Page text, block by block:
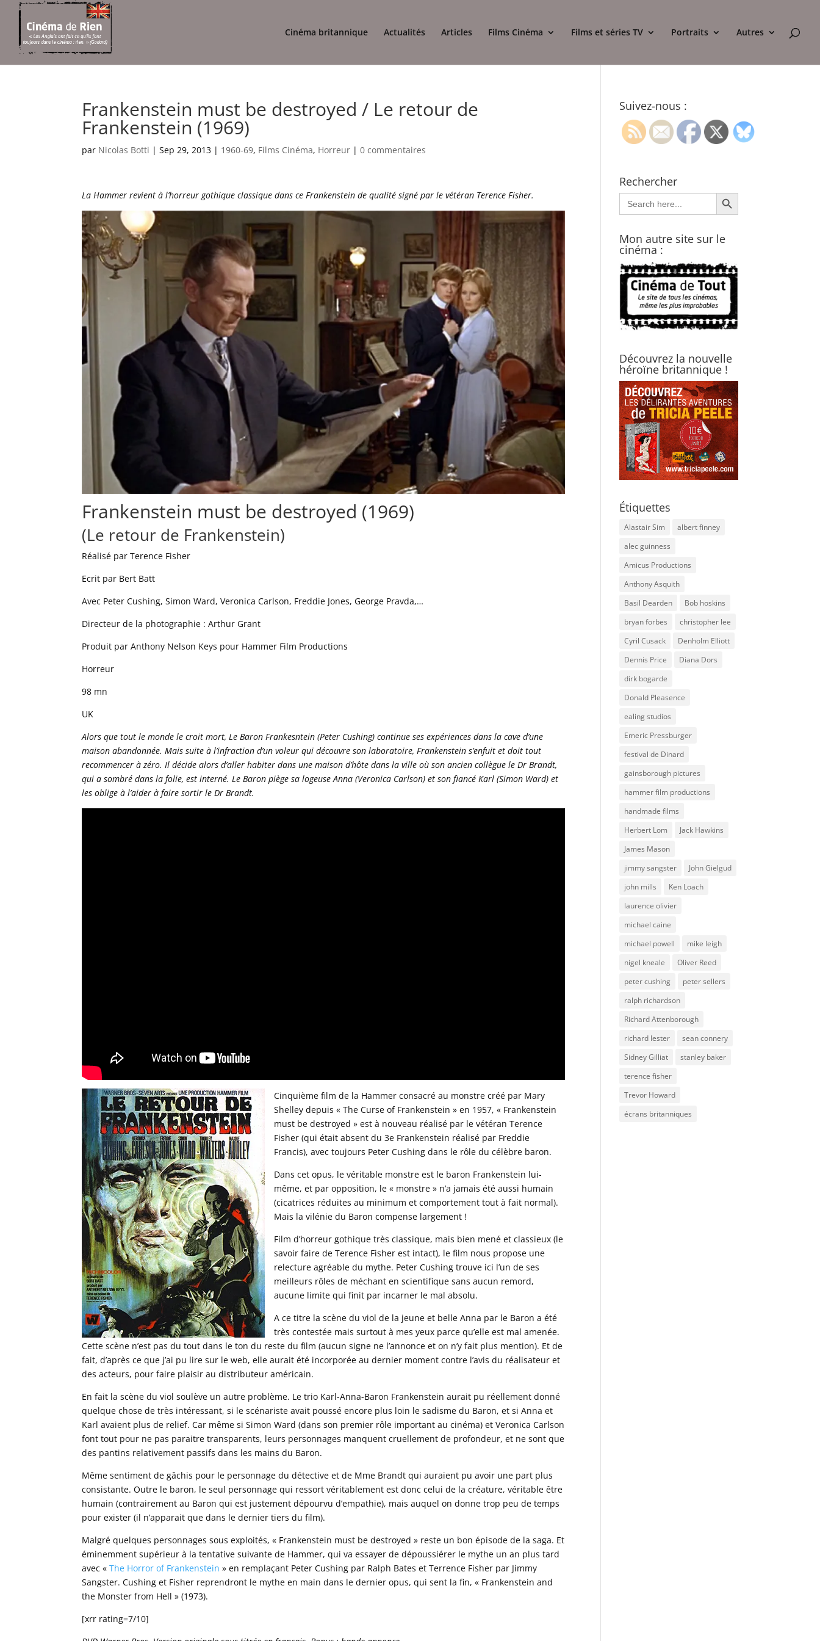
Cinéma britannique Actualités Articles Films Cinéma Films et séries TV Portraits Autres
Frankenstein must be destroyed / Le retour de
Frankenstein (1969)
par Nicolas Botti |Sep 29, 2013 | 1960-69, Films Cinéma, Horreur |0 commentaires
La Hammer revient à l’horreur gothique classique dans ce Frankenstein de qualité signé par le vétéran Terence Fisher.
Frankenstein must be destroyed (1969)
(Le retour de Frankenstein)
Réalisé par Terence Fisher
Ecrit par Bert Batt
Avec Peter Cushing, Simon Ward, Veronica Carlson, Freddie Jones, George Pravda,…
Directeur de la photographie : Arthur Grant
Produit par Anthony Nelson Keys pour Hammer Film Productions
Horreur
98 mn
UK
Alors que tout le monde le croit mort, Le Baron Frankesntein (Peter Cushing) continue ses expériences dans la cave d’une
maison abandonnée. Mais suite à l’infraction d’un voleur qui découvre son laboratoire, Frankenstein s’enfuit et doit tout
recommencer à zéro. Il décide alors d’aller habiter dans une maison d’hôte dans la ville où son ancien collègue le Dr Brandt,
qui a sombré dans la folie, est interné. Le Baron piège sa logeuse Anna (Veronica Carlson) et son fiancé Karl (Simon Ward) et
les oblige à l’aider à faire sortir le Dr Brandt.
Cinquième film de la Hammer consacré au monstre créé par Mary
Shelley depuis « The Curse of Frankenstein » en 1957, « Frankenstein
must be destroyed » est à nouveau réalisé par le vétéran Terence
Fisher (qui était absent du 3e Frankenstein réalisé par Freddie
Francis), avec toujours Peter Cushing dans le rôle du célèbre baron.
Dans cet opus, le véritable monstre est le baron Frankenstein lui-
même, et par opposition, le « monstre » n’a jamais été aussi humain
(cicatrices réduites au minimum et comportement tout à fait normal).
Mais la vilénie du Baron compense largement !
Film d’horreur gothique très classique, mais bien mené et classieux (le
savoir faire de Terence Fisher est intact), le film nous propose une
relecture agréable du mythe. Peter Cushing trouve ici l’un de ses
meilleurs rôles de méchant en scientifique sans aucun remord,
aucune limite qui finit par incarner le mal absolu.
A ce titre la scène du viol de la jeune et belle Anna par le Baron a été
très contestée mais surtout à mes yeux parce qu’elle est mal amenée.
Cette scène n’est pas du tout dans le ton du reste du film (aucun signe ne l’annonce et on n’y fait plus mention). Et de
fait, d’après ce que j’ai pu lire sur le web, elle aurait été incorporée au dernier moment contre l’avis du réalisateur et
des acteurs, pour faire plaisir au distributeur américain.
En fait la scène du viol soulève un autre problème. Le trio Karl-Anna-Baron Frankenstein aurait pu réellement donné
quelque chose de très intéressant, si le scénariste avait poussé encore plus loin le sadisme du Baron, et si Anna et
Karl avaient plus de relief. Car même si Simon Ward (dans son premier rôle important au cinéma) et Veronica Carlson
font tout pour ne pas paraitre transparents, leurs personnages manquent cruellement de profondeur, et ne sont que
des pantins relativement passifs dans les mains du Baron.
Même sentiment de gâchis pour le personnage du détective et de Mme Brandt qui auraient pu avoir une part plus
consistante. Outre le baron, le seul personnage qui ressort véritablement est donc celui de la créature, véritable être
humain (contrairement au Baron qui est justement dépourvu d’empathie), mais auquel on donne trop peu de temps
pour exister (il n’apparait que dans le dernier tiers du film).
Malgré quelques personnages sous exploités, « Frankenstein must be destroyed » reste un bon épisode de la saga. Et
éminemment supérieur à la tentative suivante de Hammer, qui va essayer de dépoussiérer le mythe un an plus tard
avec «The Horror of Frankenstein » en remplaçant Peter Cushing par Ralph Bates et Terrence Fisher par Jimmy
Sangster. Cushing et Fisher reprendront le mythe en main dans le dernier opus, qui sent la fin, « Frankenstein and
the Monster from Hell » (1973).
[xrr rating=7/10]
Suivez-nous :
Rechercher
Search
for:
Search Button
Mon autre site sur le
cinéma :
Découvrez la nouvelle
héroïne britannique !
Étiquettes
Alastair Sim
albert finney
alec guinness
Amicus Productions
Anthony Asquith
Basil Dearden
Bob hoskins
bryan forbes
christopher lee
Cyril Cusack
Denholm Elliott
Dennis Price
Diana Dors
dirk bogarde
Donald Pleasence
ealing studios
Emeric Pressburger
festival de Dinard
gainsborough pictures
hammer film productions
handmade films
Herbert Lom
Jack Hawkins
James Mason
jimmy sangster
John Gielgud
john mills
Ken Loach
laurence olivier
michael caine
michael powell
mike leigh
nigel kneale
Oliver Reed
peter cushing
peter sellers
ralph richardson
Richard Attenborough
richard lester
sean connery
Sidney Gilliat
stanley baker
terence fisher
Trevor Howard
écrans britanniques